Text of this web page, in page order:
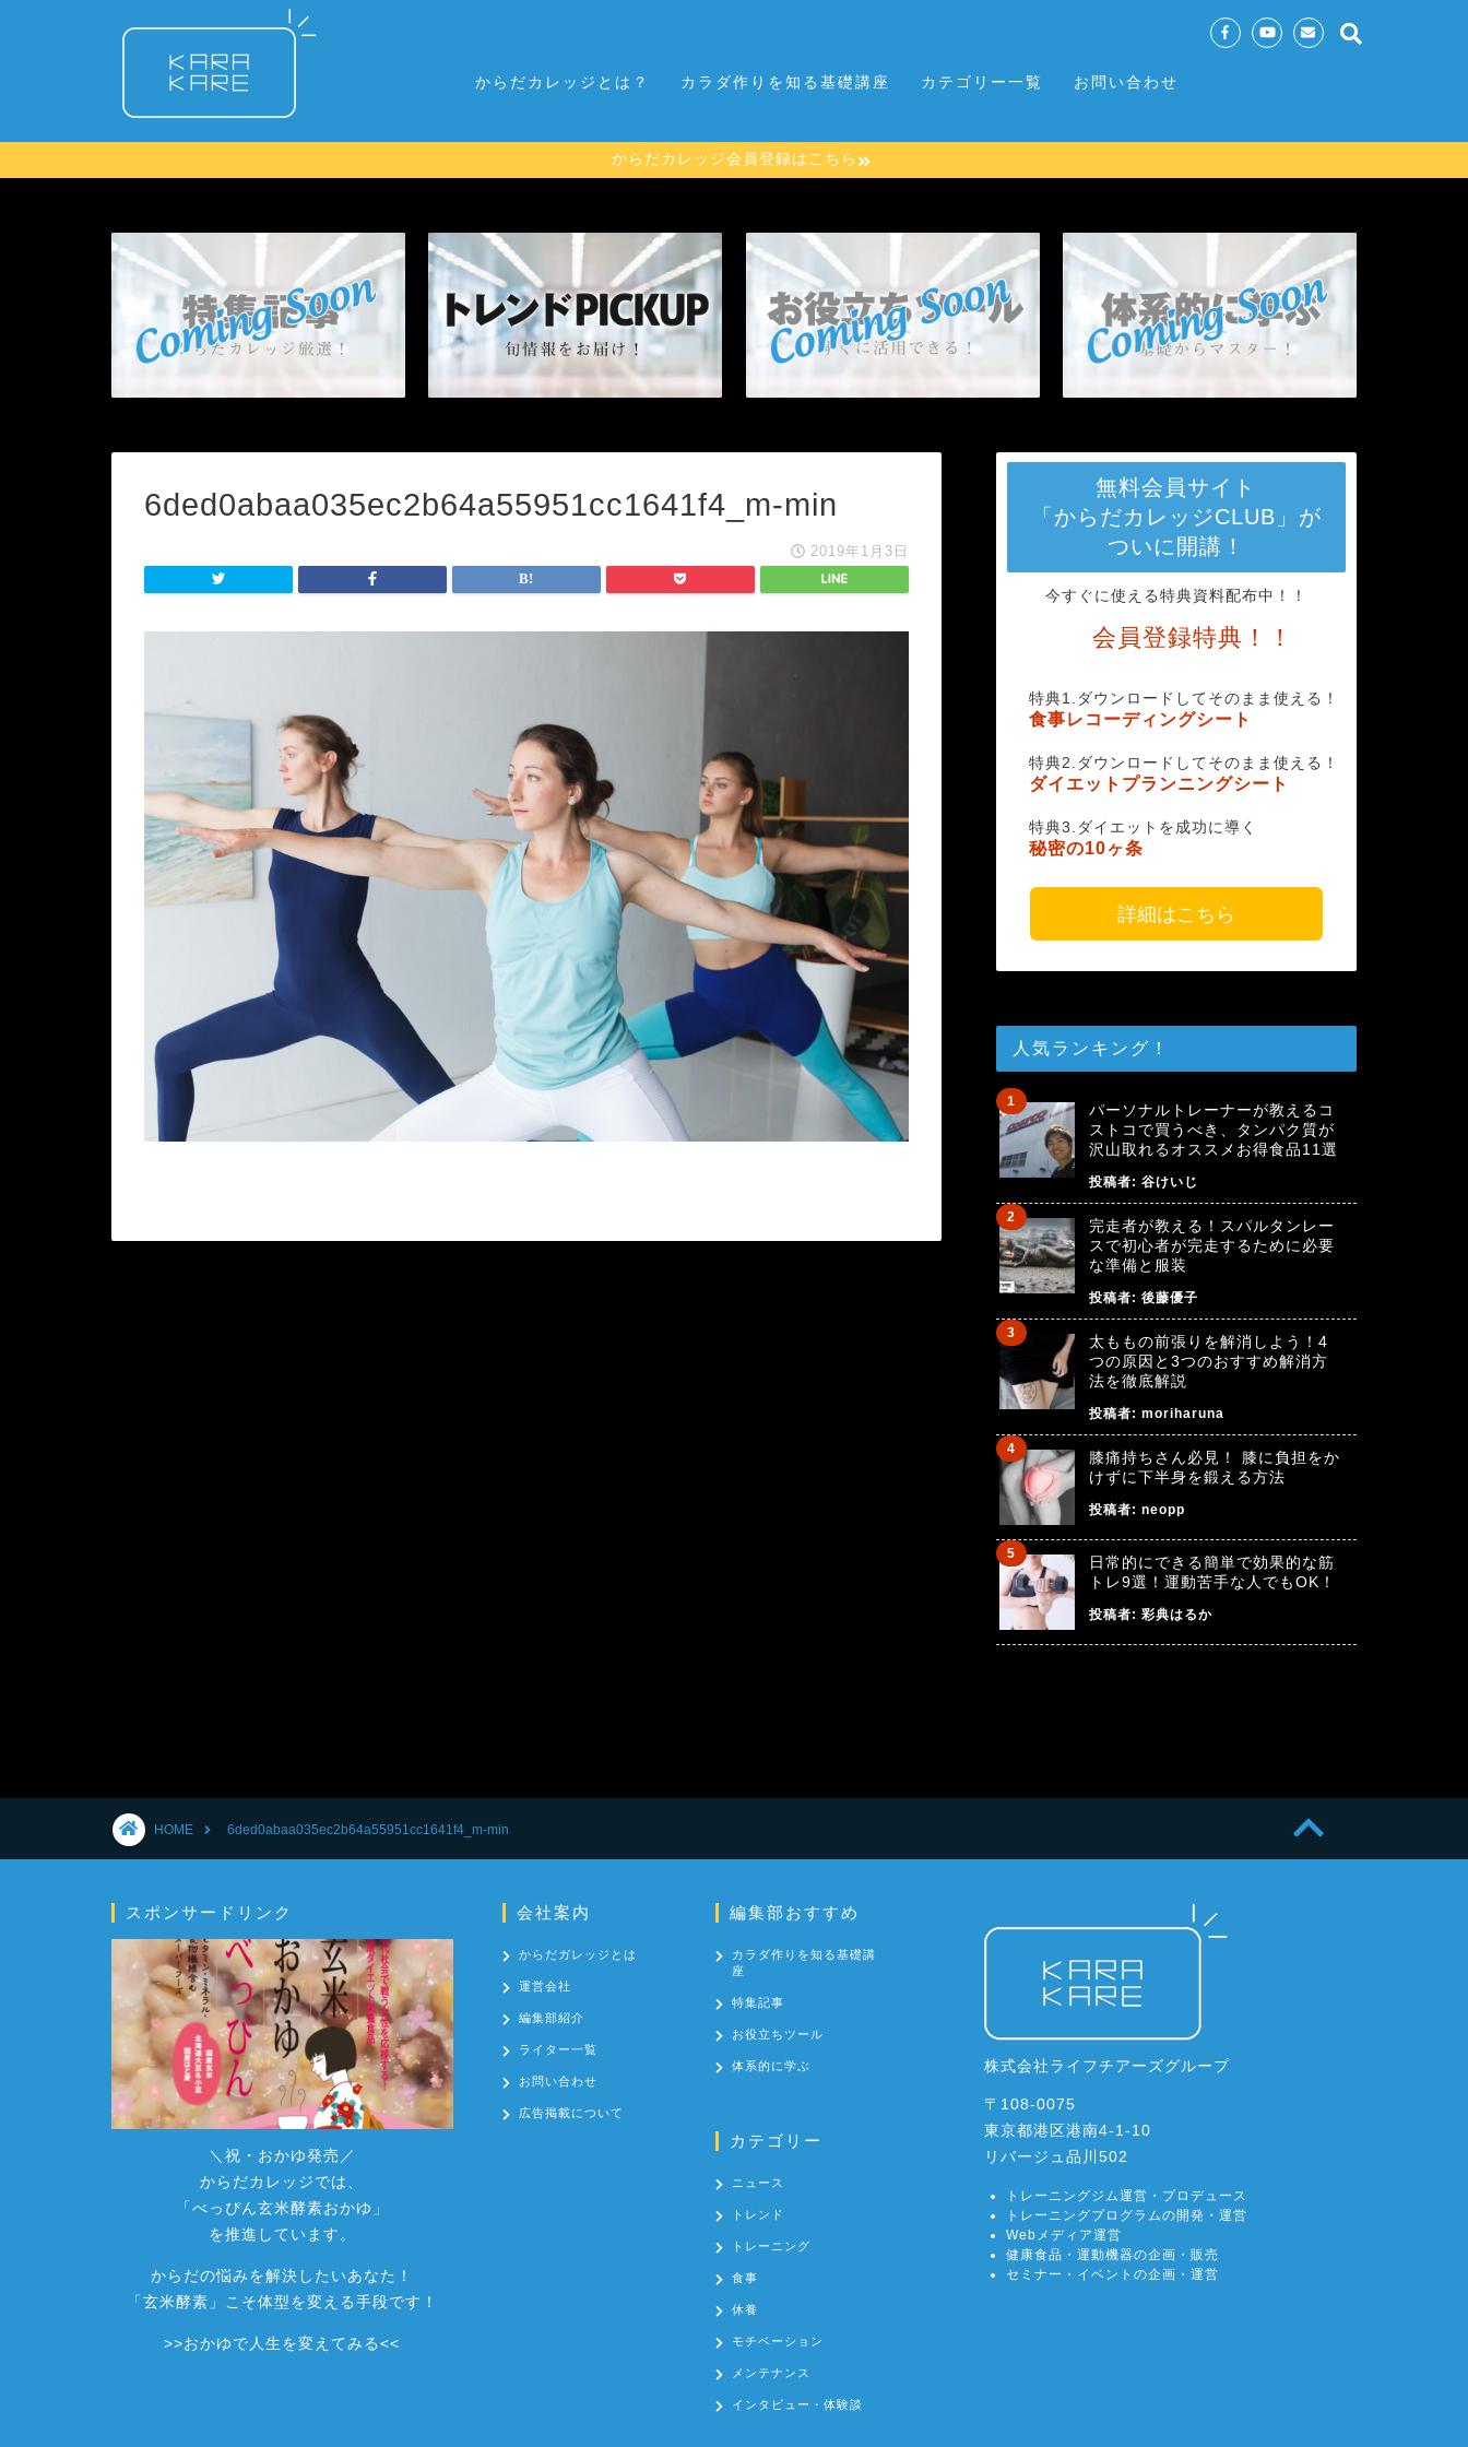
からだカレッジとは？ カラダ作りを知る基礎講座 カテゴリー一覧 お問い合わせ
からだカレッジ会員登録はこちら
6ded0abaa035ec2b64a55951cc1641f4_m-min
2019年1月3日
無料会員サイト
「からだカレッジCLUB」が
ついに開講！
今すぐに使える特典資料配布中！！
会員登録特典！！
特典1.ダウンロードしてそのまま使える！
食事レコーディングシート
特典2.ダウンロードしてそのまま使える！
ダイエットプランニングシート
特典3.ダイエットを成功に導く
秘密の10ヶ条
詳細はこちら
人気ランキング！
パーソナルトレーナーが教えるコ
ストコで買うべき、タンパク質が
沢山取れるオススメお得食品11選
投稿者: 谷けいじ
完走者が教える！スパルタンレー
スで初心者が完走するために必要
な準備と服装
投稿者: 後藤優子
太ももの前張りを解消しよう！4
つの原因と3つのおすすめ解消方
法を徹底解説
投稿者: moriharuna
膝痛持ちさん必見！ 膝に負担をか
けずに下半身を鍛える方法
投稿者: neopp
日常的にできる簡単で効果的な筋
トレ9選！運動苦手な人でもOK！
投稿者: 彩典はるか
HOME 6ded0abaa035ec2b64a55951cc1641f4_m-min
スポンサードリンク
＼祝・おかゆ発売／
からだカレッジでは、
「べっぴん玄米酵素おかゆ」
を推進しています。
からだの悩みを解決したいあなた！
「玄米酵素」こそ体型を変える手段です！
>>おかゆで人生を変えてみる<<
会社案内
からだガレッジとは
運営会社
編集部紹介
ライター一覧
お問い合わせ
広告掲載について
編集部おすすめ
カラダ作りを知る基礎講
座
特集記事
お役立ちツール
体系的に学ぶ
カテゴリー
ニュース
トレンド
トレーニング
食事
休養
モチベーション
メンテナンス
インタビュー・体験談
株式会社ライフチアーズグループ
〒108-0075
東京都港区港南4-1-10
リバージュ品川502
トレーニングジム運営・プロデュース
トレーニングプログラムの開発・運営
Webメディア運営
健康食品・運動機器の企画・販売
セミナー・イベントの企画・運営